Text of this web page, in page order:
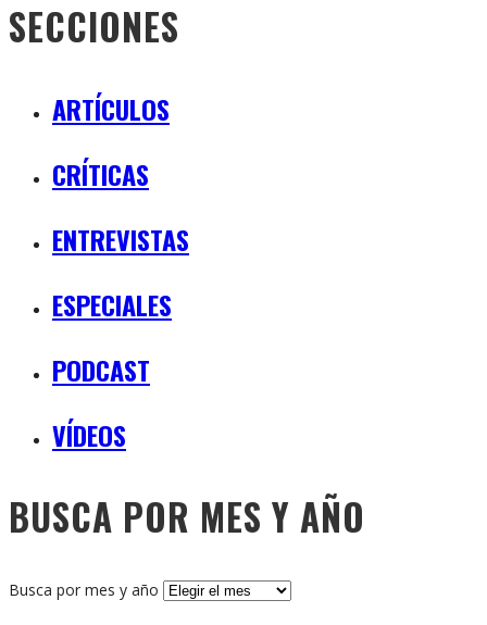
SECCIONES
ARTÍCULOS
CRÍTICAS
ENTREVISTAS
ESPECIALES
PODCAST
VÍDEOS
BUSCA POR MES Y AÑO
Busca por mes y año